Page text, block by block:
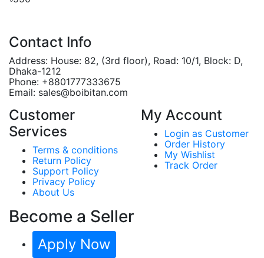
Contact Info
Address: House: 82, (3rd floor), Road: 10/1, Block: D,
Dhaka-1212
Phone: +8801777333675
Email: sales@boibitan.com
Customer
Services
Terms & conditions
Return Policy
Support Policy
Privacy Policy
About Us
My Account
Login as Customer
Order History
My Wishlist
Track Order
Become a Seller
Apply Now